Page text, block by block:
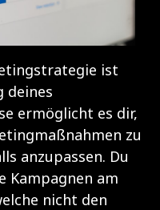
ist
deines
ermöglicht es dir,
zu
anzupassen. Du
Kampagnen am
nicht den